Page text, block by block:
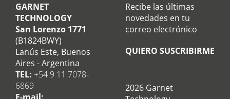
GARNET
TECHNOLOGY
San Lorenzo 1771
(B1824BWY)
Lanús Este, Buenos
Aires - Argentina
TEL: +54 9 11 7078-
6869
Recibe las últimas
novedades en tu
correo electrónico
QUIERO SUSCRIBIRME
2026 Garnet